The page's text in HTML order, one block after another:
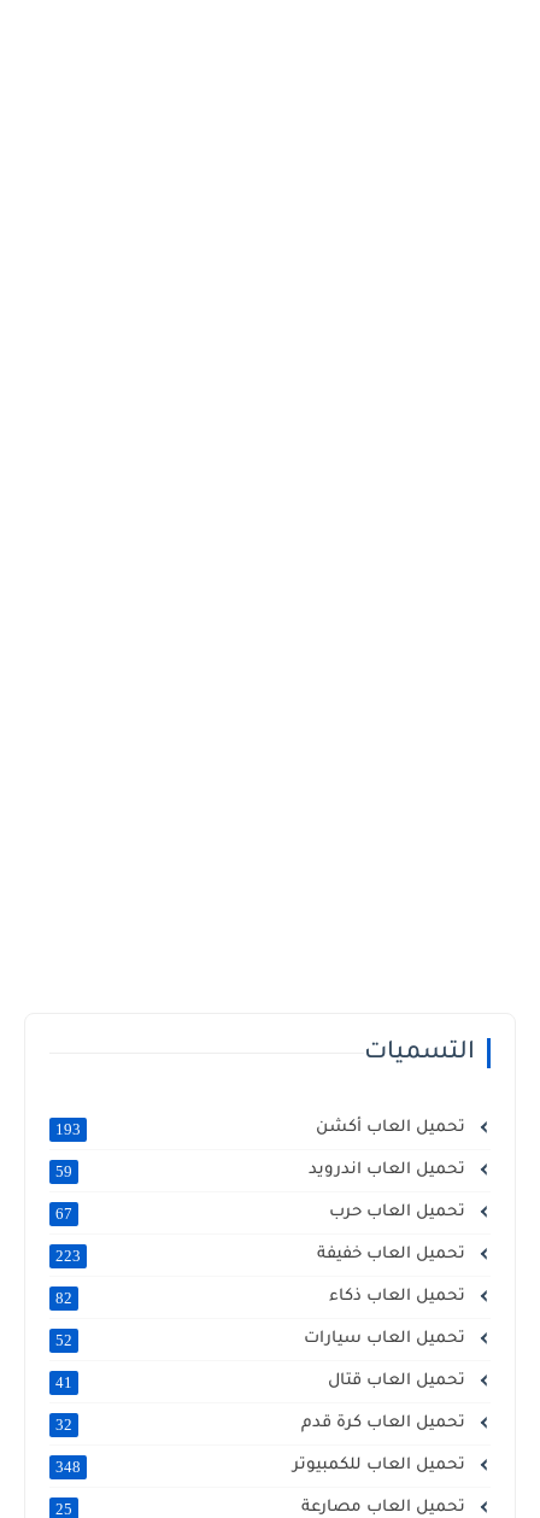
التسميات
تحميل العاب أكشن 193
تحميل العاب اندرويد 59
تحميل العاب حرب 67
تحميل العاب خفيفة 223
تحميل العاب ذكاء 82
تحميل العاب سيارات 52
تحميل العاب قتال 41
تحميل العاب كرة قدم 32
تحميل العاب للكمبيوتر 348
تحميل العاب مصارعة 25